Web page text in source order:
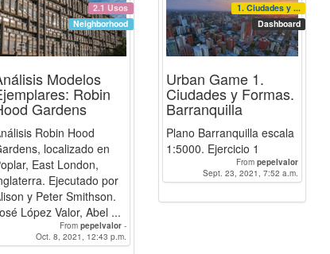
2.1 Usos
Neighborhood
Modelos
Robin
Gardens
Robin Hood
localizado en
East London,
Ejecutado por
y Peter Smithson.
López Valor, Abel ...
From pepelvalor-
CarlosGraciánPedrosa-
Abelruizdiaz
Oct. 8, 2021, 12:43 p.m.
1. Ciudades y ...
Dashboard
Urban Game 1.
Ciudades y Formas.
Barranquilla
Plano Barranquilla escala
1:5000. Ejercicio 1
From pepelvalor
Sept. 23, 2021, 7:52 a.m.